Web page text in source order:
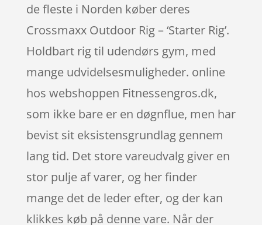
de fleste i Norden køber deres
Crossmaxx Outdoor Rig – ‘Starter Rig’.
Holdbart rig til udendørs gym, med
mange udvidelsesmuligheder. online
hos webshoppen Fitnessengros.dk,
som ikke bare er en døgnflue, men har
bevist sit eksistensgrundlag gennem
lang tid. Det store vareudvalg giver en
stor pulje af varer, og her finder
mange det de leder efter, og der kan
klikkes køb på denne vare. Når der